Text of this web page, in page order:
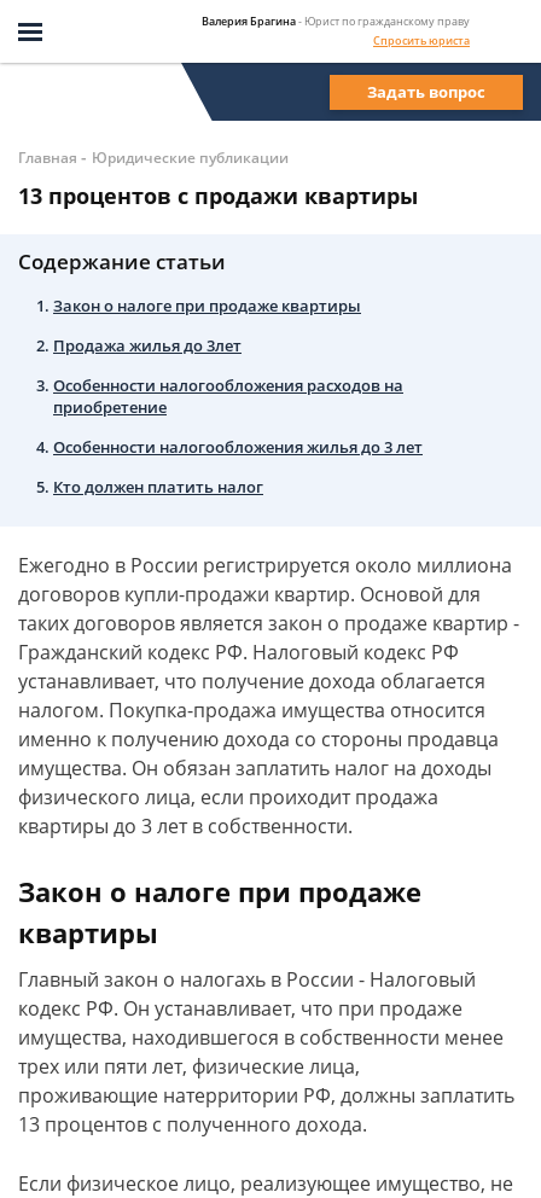
Валерия Брагина- Юрист по гражданскому праву
Спросить юриста
Задать вопрос
Главная - Юридические публикации
13 процентов с продажи квартиры
Содержание статьи
Закон о налоге при продаже квартиры
Продажа жилья до 3лет
Особенности налогообложения расходов на
приобретение
Особенности налогообложения жилья до 3 лет
Кто должен платить налог
Ежегодно в России регистрируется около миллиона
договоров купли-продажи квартир. Основой для
таких договоров является закон о продаже квартир -
Гражданский кодекс РФ. Налоговый кодекс РФ
устанавливает, что получение дохода облагается
налогом. Покупка-продажа имущества относится
именно к получению дохода со стороны продавца
имущества. Он обязан заплатить налог на доходы
физического лица, если проиходит продажа
квартиры до 3 лет в собственности.
Закон о налоге при продаже
квартиры
Главный закон о налогахь в России - Налоговый
кодекс РФ. Он устанавливает, что при продаже
имущества, находившегося в собственности менее
трех или пяти лет, физические лица,
проживающие натерритории РФ, должны заплатить
13 процентов с полученного дохода.
Если физическое лицо, реализующее имущество, не